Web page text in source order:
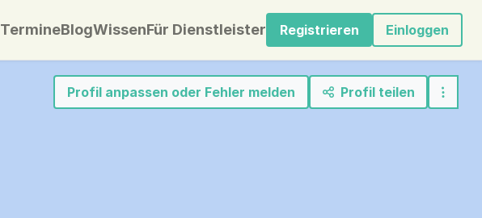
TermineBlogWissenFür Dienstleister Registrieren Einloggen
Profil anpassen oder Fehler melden Profil teilen